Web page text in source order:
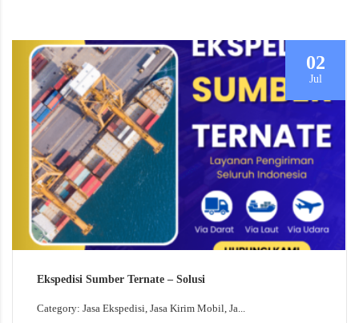
02
Jul
Ekspedisi Sumber Ternate – Solusi
Category: Jasa Ekspedisi, Jasa Kirim Mobil, Ja...